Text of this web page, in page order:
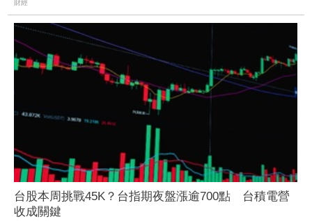
財經
台股本周挑戰45K？台指期夜盤漲逾700點 台積電營
收成關鍵